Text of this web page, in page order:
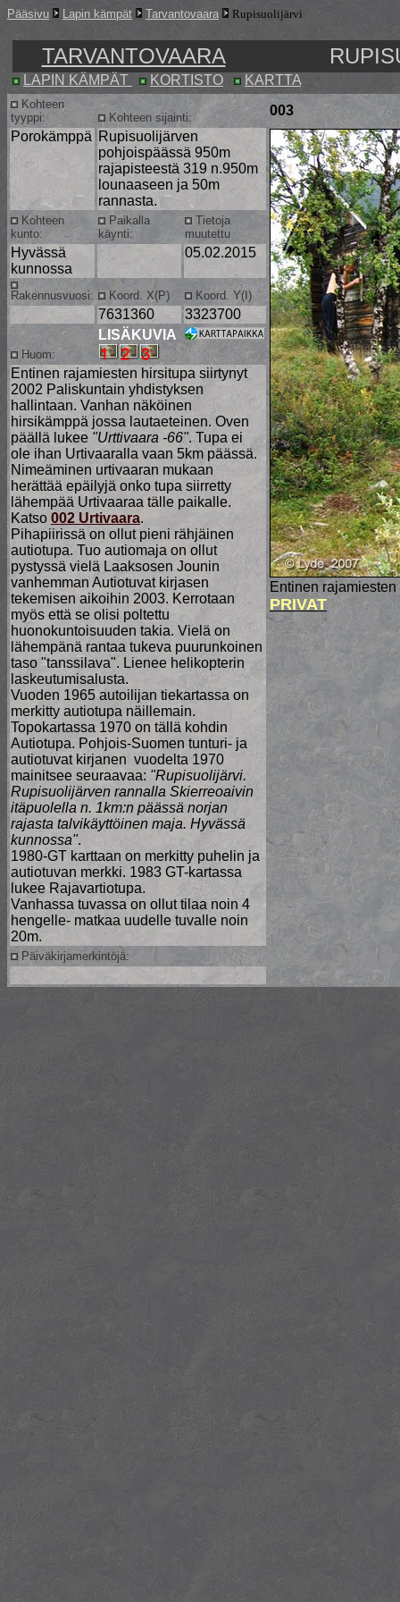
Pääsivu Lapin kämpät Tarvantovaara Rupisuolijärvi
TARVANTOVAARA
LAPIN KÄMPÄT KORTISTO KARTTA
Kohteen
tyyppi:
Kohteen sijainti:
003
Porokämppä Rupisuolijärven
pohjoispäässä 950m
rajapisteestä 319 n.950m
lounaaseen ja 50m
rannasta.
Entinen
PRIVAT
Kohteen
kunto:
Paikalla
käynti:
Tietoja
muutettu
Hyvässä
kunnossa
05.02.2015
Rakennusvuosi: Koord. X(P) Koord. Y(I)
7631360 3323700
Huom:
LISÄKUVIA
Entinen rajamiesten hirsitupa siirtynyt
2002 Paliskuntain yhdistyksen
hallintaan. Vanhan näköinen
hirsikämppä jossa lautaeteinen. Oven
päällä lukee "Urttivaara -66". Tupa ei
ole ihan Urtivaaralla vaan 5km päässä.
Nimeäminen urtivaaran mukaan
herättää epäilyjä onko tupa siirretty
lähempää Urtivaaraa tälle paikalle.
Katso 002 Urtivaara.
Pihapiirissä on ollut pieni rähjäinen
autiotupa. Tuo autiomaja on ollut
pystyssä vielä Laaksosen Jounin
vanhemman Autiotuvat kirjasen
tekemisen aikoihin 2003. Kerrotaan
myös että se olisi poltettu
huonokuntoisuuden takia. Vielä on
lähempänä rantaa tukeva puurunkoinen
taso "tanssilava". Lienee helikopterin
laskeutumisalusta.
Vuoden 1965 autoilijan tiekartassa on
merkitty autiotupa näillemain.
Topokartassa 1970 on tällä kohdin
Autiotupa. Pohjois-Suomen tunturi- ja
autiotuvat kirjanen vuodelta 1970
mainitsee seuraavaa: "Rupisuolijärvi.
Rupisuolijärven rannalla Skierreoaivin
itäpuolella n. 1km:n päässä norjan
rajasta talvikäyttöinen maja. Hyvässä
kunnossa".
1980-GT karttaan on merkitty puhelin ja
autiotuvan merkki. 1983 GT-kartassa
lukee Rajavartiotupa.
Vanhassa tuvassa on ollut tilaa noin 4
hengelle- matkaa uudelle tuvalle noin
20m.
Päiväkirjamerkintöjä: